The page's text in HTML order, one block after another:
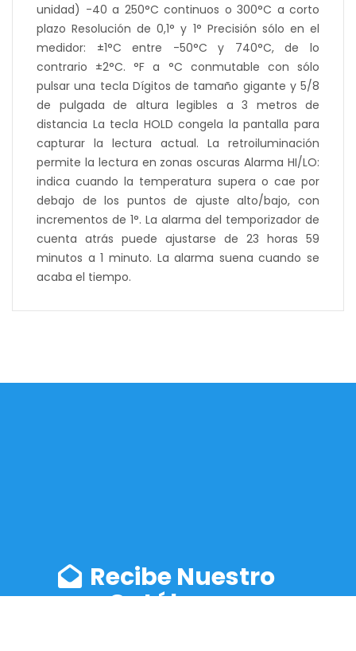
unidad) -40 a 250°C continuos o 300°C a corto
plazo Resolución de 0,1° y 1° Precisión sólo en el
medidor: ±1°C entre -50°C y 740°C, de lo
contrario ±2°C. °F a °C conmutable con sólo
pulsar una tecla Dígitos de tamaño gigante y 5/8
de pulgada de altura legibles a 3 metros de
distancia La tecla HOLD congela la pantalla para
capturar la lectura actual. La retroiluminación
permite la lectura en zonas oscuras Alarma HI/LO:
indica cuando la temperatura supera o cae por
debajo de los puntos de ajuste alto/bajo, con
incrementos de 1°. La alarma del temporizador de
cuenta atrás puede ajustarse de 23 horas 59
minutos a 1 minuto. La alarma suena cuando se
acaba el tiempo.
Recibe Nuestro
Catálogo